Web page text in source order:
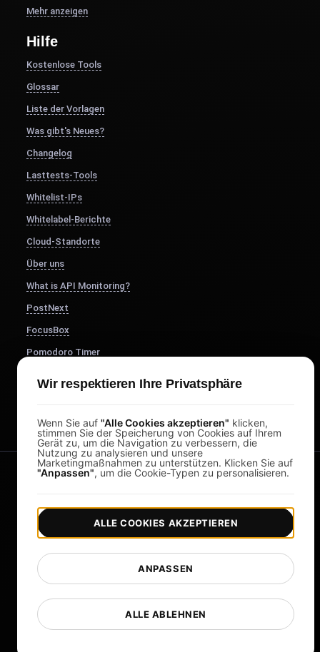
Mehr anzeigen
Hilfe
Kostenlose Tools
Glossar
Liste der Vorlagen
Was gibt's Neues?
Changelog
Lasttests-Tools
Whitelist-IPs
Whitelabel-Berichte
Cloud-Standorte
Über uns
What is API Monitoring?
PostNext
FocusBox
Pomodoro Timer
Copyright © 2026 LoadFocus | Geschäftsbedingungen |
Datenschutzrichtlinie Datenschutz |
Cookie-Einstellungen
Wir respektieren Ihre Privatsphäre
Wenn Sie auf "Alle Cookies akzeptieren" klicken,
stimmen Sie der Speicherung von Cookies auf Ihrem
Gerät zu, um die Navigation zu verbessern, die
Nutzung zu analysieren und unsere
Marketingmaßnahmen zu unterstützen. Klicken Sie auf
"Anpassen", um die Cookie-Typen zu personalisieren.
ALLE ABLEHNEN
ANPASSEN
ALLE COOKIES AKZEPTIEREN